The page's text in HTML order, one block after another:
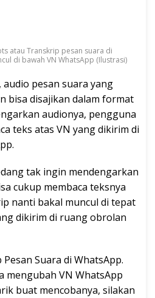
atau Transkrip pesan suara di
di bawah VN WhatsApp (Ilustrasi)
pesan suara yang
bisa disajikan dalam format
audionya, pengguna
teks atas VN yang dikirim di
tak ingin mendengarkan
cukup membaca teksnya
nanti bakal muncul di tepat
dikirim di ruang obrolan
Suara di WhatsApp.
mengubah VN WhatsApp
buat mencobanya, silakan